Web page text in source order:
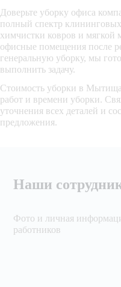
Доверьте уборку офиса
полный спектр
химчистки ковров и мягкой
офисные помещения после
генеральную уборку, мы
выполнить задачу.
Стоимость уборки в
работ и времени уборки.
уточнения всех деталей и
предложения.
Наши
Фото и личная
работников